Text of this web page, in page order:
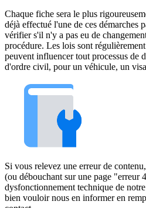
Chaque fiche sera le plus
déjà effectué l'une de ces démarches
vérifier s'il n'y a pas eu de
procédure. Les lois sont
peuvent influencer tout processus de
d'ordre civil, pour un véhicule, un
Si vous relevez une erreur de
(ou débouchant sur une page "erreur
dysfonctionnement technique de
bien vouloir nous en informer en